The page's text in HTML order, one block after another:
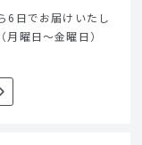
6日でお届けいたし
曜日～金曜日）